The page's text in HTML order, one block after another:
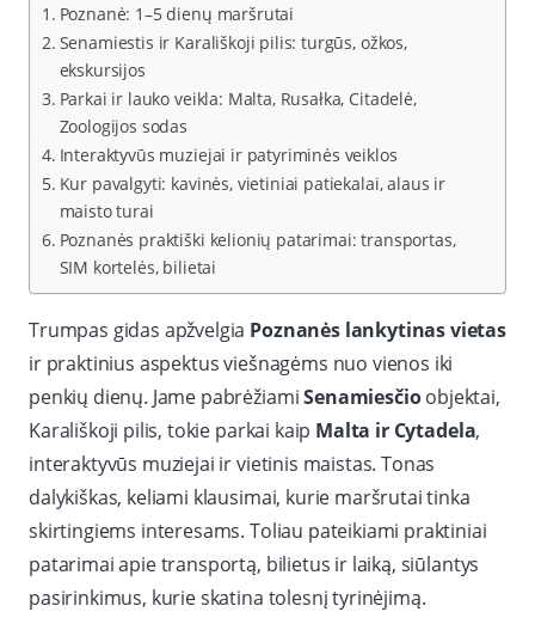
Poznanė: 1–5 dienų maršrutai
Senamiestis ir Karališkoji pilis: turgūs, ožkos,
ekskursijos
Parkai ir lauko veikla: Malta, Rusałka, Citadelė,
Zoologijos sodas
Interaktyvūs muziejai ir patyriminės veiklos
Kur pavalgyti: kavinės, vietiniai patiekalai, alaus ir
maisto turai
Poznanės praktiški kelionių patarimai: transportas,
SIM kortelės, bilietai
Trumpas gidas apžvelgia Poznanės lankytinas vietas
ir praktinius aspektus viešnagėms nuo vienos iki
penkių dienų. Jame pabrėžiamiSenamiesčioobjektai,
Karališkoji pilis, tokie parkai kaip Malta ir Cytadela,
interaktyvūs muziejai ir vietinis maistas. Tonas
dalykiškas, keliami klausimai, kurie maršrutai tinka
skirtingiems interesams. Toliau pateikiami praktiniai
patarimai apie transportą, bilietus ir laiką, siūlantys
pasirinkimus, kurie skatina tolesnį tyrinėjimą.